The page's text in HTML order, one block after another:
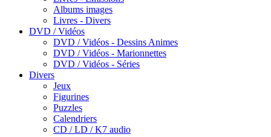
Albums images
Livres - Divers
DVD / Vidéos
DVD / Vidéos - Dessins Animes
DVD / Vidéos - Marionnettes
DVD / Vidéos - Séries
Divers
Jeux
Figurines
Puzzles
Calendriers
CD / LD / K7 audio